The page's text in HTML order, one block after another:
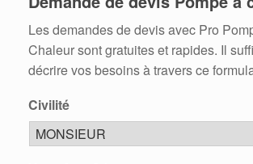
Les demandes de devis avec Pro
Chaleur sont gratuites et rapides. Il
décrire vos besoins à travers ce
Civilité